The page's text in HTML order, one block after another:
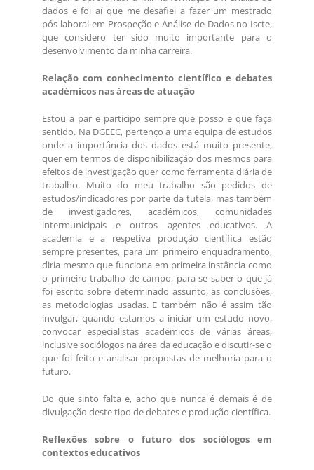
dados e foi aí que me desafiei a fazer um mestrado
pós-laboral em Prospeção e Análise de Dados no Iscte,
que considero ter sido muito importante para o
desenvolvimento da minha carreira.
Relação com conhecimento científico e debates
académicos nas áreas de atuação
Estou a par e participo sempre que posso e que faça
sentido. Na DGEEC, pertenço a uma equipa de estudos
onde a importância dos dados está muito presente,
quer em termos de disponibilização dos mesmos para
efeitos de investigação quer como ferramenta diária de
trabalho. Muito do meu trabalho são pedidos de
estudos/indicadores por parte da tutela, mas também
de investigadores, académicos, comunidades
intermunicipais e outros agentes educativos. A
academia e a respetiva produção científica estão
sempre presentes, para um primeiro enquadramento,
diria mesmo que funciona em primeira instância como
o primeiro trabalho de campo, para se saber o que já
foi escrito sobre determinado assunto, as conclusões,
as metodologias usadas. E também não é assim tão
invulgar, quando estamos a iniciar um estudo novo,
convocar especialistas académicos de várias áreas,
inclusive sociólogos na área da educação e discutir-se o
que foi feito e analisar propostas de melhoria para o
futuro.
Do que sinto falta e, acho que nunca é demais é de
divulgação deste tipo de debates e produção científica.
Reflexões sobre o futuro dos sociólogos em
contextos educativos